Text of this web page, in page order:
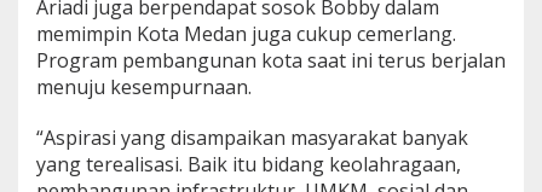
Ariadi juga berpendapat sosok Bobby dalam
memimpin Kota Medan juga cukup cemerlang.
Program pembangunan kota saat ini terus berjalan
menuju kesempurnaan.
“Aspirasi yang disampaikan masyarakat banyak
yang terealisasi. Baik itu bidang keolahragaan,